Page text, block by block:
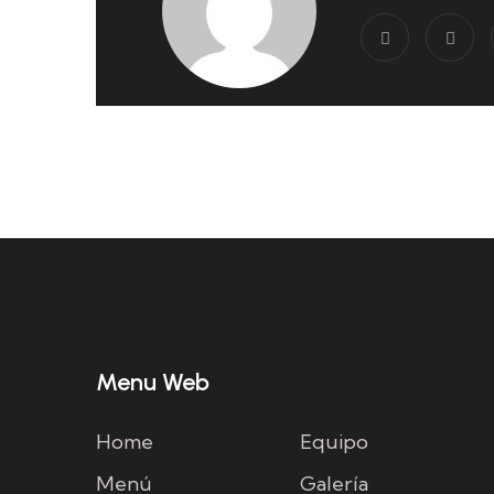
Menu Web
Home
Equipo
Menú
Galería